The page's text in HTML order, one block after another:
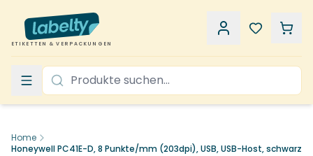
ETIKETTEN & VERPACKUNGEN
Home
Honeywell PC41E-D, 8 Punkte/mm (203dpi), USB, USB-Host, schwarz